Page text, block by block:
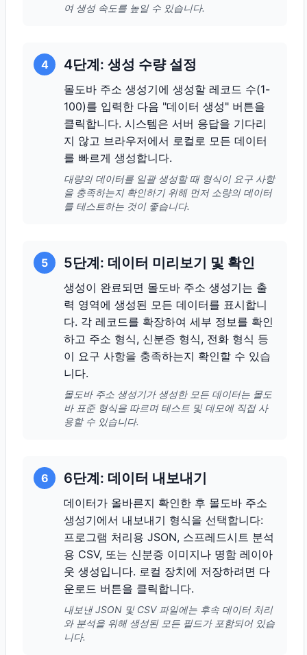
여 생성 속도를 높일 수 있습니다.
4 4단계: 생성 수량 설정
몰도바 주소 생성기에 생성할 레코드 수(1-
100)를 입력한 다음 "데이터 생성" 버튼을
클릭합니다. 시스템은 서버 응답을 기다리
지 않고 브라우저에서 로컬로 모든 데이터
를 빠르게 생성합니다.
대량의 데이터를 일괄 생성할 때 형식이 요구 사항
을 충족하는지 확인하기 위해 먼저 소량의 데이터
를 테스트하는 것이 좋습니다.
5 5단계: 데이터 미리보기 및 확인
생성이 완료되면 몰도바 주소 생성기는 출
력 영역에 생성된 모든 데이터를 표시합니
다. 각 레코드를 확장하여 세부 정보를 확인
하고 주소 형식, 신분증 형식, 전화 형식 등
이 요구 사항을 충족하는지 확인할 수 있습
니다.
몰도바 주소 생성기가 생성한 모든 데이터는 몰도
바 표준 형식을 따르며 테스트 및 데모에 직접 사
용할 수 있습니다.
6 6단계: 데이터 내보내기
데이터가 올바른지 확인한 후 몰도바 주소
생성기에서 내보내기 형식을 선택합니다:
프로그램 처리용 JSON, 스프레드시트 분석
용 CSV, 또는 신분증 이미지나 명함 레이아
웃 생성입니다. 로컬 장치에 저장하려면 다
운로드 버튼을 클릭합니다.
내보낸 JSON 및 CSV 파일에는 후속 데이터 처리
와 분석을 위해 생성된 모든 필드가 포함되어 있습
니다.